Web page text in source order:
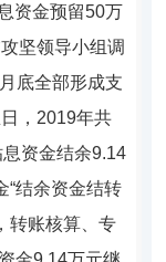
资金预留50万
坚领导小组调
底全部形成支
，2019年共
资金结余9.14
“结余资金结转
转账核算、专